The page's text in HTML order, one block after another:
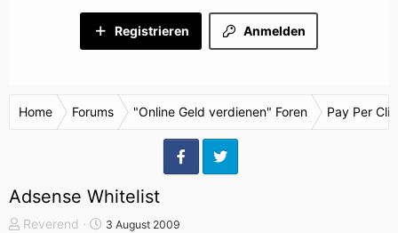
Anmelden
Registrieren
Home Forums "Online Geld verdienen" Foren Pay Per
Adsense Whitelist
T
Reverend
S
3 August 2009